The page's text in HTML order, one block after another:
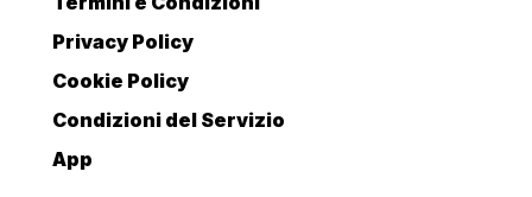
Privacy Policy
Cookie Policy
Condizioni del Servizio
App